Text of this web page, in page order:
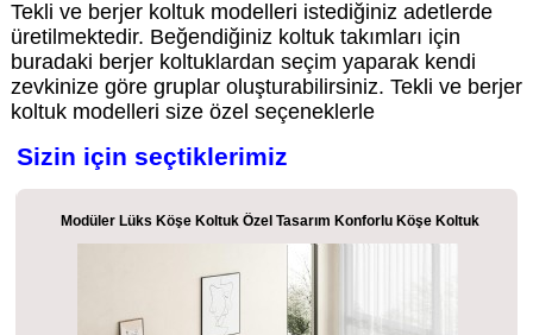
Tekli ve berjer koltuk modelleri istediğiniz adetlerde
üretilmektedir. Beğendiğiniz koltuk takımları için
buradaki berjer koltuklardan seçim yaparak kendi
zevkinize göre gruplar oluşturabilirsiniz. Tekli ve berjer
koltuk modelleri size özel seçeneklerle
Sizin için seçtiklerimiz
Modüler Lüks Köşe Koltuk Özel Tasarım Konforlu Köşe Koltuk